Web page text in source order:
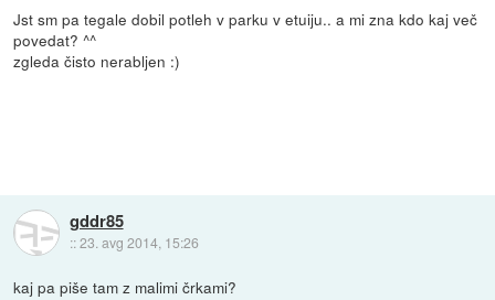
Jst sm pa tegale dobil potleh v parku v etuiju.. a mi zna kdo kaj več
povedat? ^^
zgleda čisto nerabljen :)
gddr85
::23. avg 2014, 15:26
kaj pa piše tam z malimi črkami?